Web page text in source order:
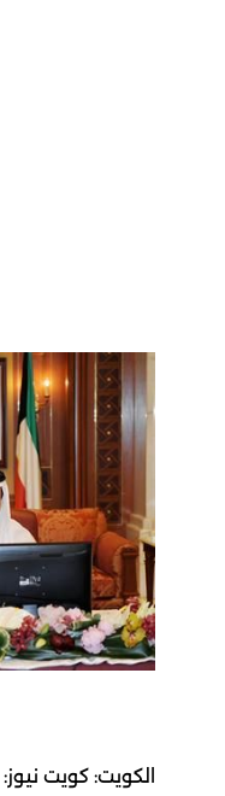
الكويت: كويت